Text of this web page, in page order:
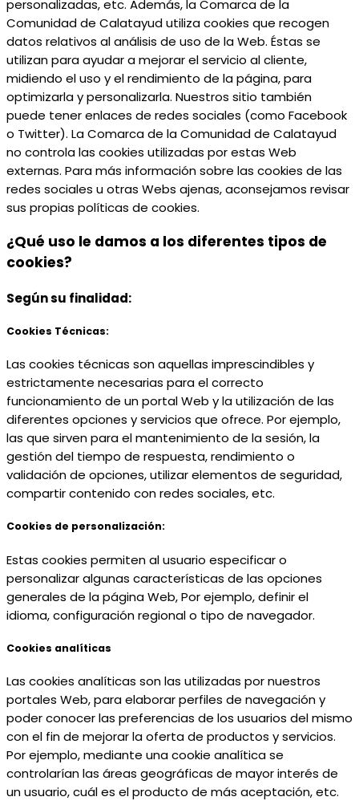
personalizadas, etc. Además, la Comarca de la
Comunidad de Calatayud utiliza cookies que recogen
datos relativos al análisis de uso de la Web. Éstas se
utilizan para ayudar a mejorar el servicio al cliente,
midiendo el uso y el rendimiento de la página, para
optimizarla y personalizarla. Nuestros sitio también
puede tener enlaces de redes sociales (como Facebook
o Twitter). La Comarca de la Comunidad de Calatayud
no controla las cookies utilizadas por estas Web
externas. Para más información sobre las cookies de las
redes sociales u otras Webs ajenas, aconsejamos revisar
sus propias políticas de cookies.
¿Qué uso le damos a los diferentes tipos de
cookies?
Según su finalidad:
Cookies Técnicas:
Las cookies técnicas son aquellas imprescindibles y
estrictamente necesarias para el correcto
funcionamiento de un portal Web y la utilización de las
diferentes opciones y servicios que ofrece. Por ejemplo,
las que sirven para el mantenimiento de la sesión, la
gestión del tiempo de respuesta, rendimiento o
validación de opciones, utilizar elementos de seguridad,
compartir contenido con redes sociales, etc.
Cookies de personalización:
Estas cookies permiten al usuario especificar o
personalizar algunas características de las opciones
generales de la página Web, Por ejemplo, definir el
idioma, configuración regional o tipo de navegador.
Cookies analíticas
Las cookies analíticas son las utilizadas por nuestros
portales Web, para elaborar perfiles de navegación y
poder conocer las preferencias de los usuarios del mismo
con el fin de mejorar la oferta de productos y servicios.
Por ejemplo, mediante una cookie analítica se
controlarían las áreas geográficas de mayor interés de
un usuario, cuál es el producto de más aceptación, etc.